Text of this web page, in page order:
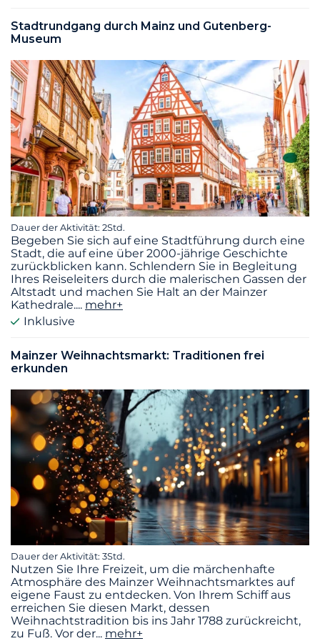
Stadtrundgang durch Mainz und Gutenberg-
Museum
Dauer der Aktivität: 2Std.
Begeben Sie sich auf eine Stadtführung durch eine
Stadt, die auf eine über 2000-jährige Geschichte
zurückblicken kann. Schlendern Sie in Begleitung
Ihres Reiseleiters durch die malerischen Gassen der
Altstadt und machen Sie Halt an der Mainzer
Kathedrale.... mehr+
Inklusive
Mainzer Weihnachtsmarkt: Traditionen frei
erkunden
Dauer der Aktivität: 3Std.
Nutzen Sie Ihre Freizeit, um die märchenhafte
Atmosphäre des Mainzer Weihnachtsmarktes auf
eigene Faust zu entdecken. Von Ihrem Schiff aus
erreichen Sie diesen Markt, dessen
Weihnachtstradition bis ins Jahr 1788 zurückreicht,
zu Fuß. Vor der... mehr+